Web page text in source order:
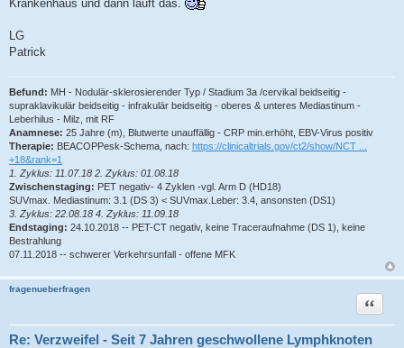
Krankenhaus und dann läuft das.
LG
Patrick
Befund: MH - Nodulär-sklerosierender Typ / Stadium 3a /cervikal beidseitig -
supraklavikulär beidseitig - infrakulär beidseitig - oberes & unteres Mediastinum -
Leberhilus - Milz, mit RF
Anamnese: 25 Jahre (m), Blutwerte unauffällig - CRP min.erhöht, EBV-Virus positiv
Therapie: BEACOPPesk-Schema, nach: https://clinicaltrials.gov/ct2/show/NCT ...
+18&rank=1
1. Zyklus: 11.07.18 2. Zyklus: 01.08.18
Zwischenstaging: PET negativ- 4 Zyklen -vgl. Arm D (HD18)
SUVmax. Mediastinum: 3.1 (DS 3) < SUVmax.Leber: 3.4, ansonsten (DS1)
3. Zyklus: 22.08.18 4. Zyklus: 11.09.18
Endstaging: 24.10.2018 -- PET-CT negativ, keine Traceraufnahme (DS 1), keine
Bestrahlung
07.11.2018 -- schwerer Verkehrsunfall - offene MFK
fragenueberfragen
Re: Verzweifel - Seit 7 Jahren geschwollene Lymphknoten
Zitat